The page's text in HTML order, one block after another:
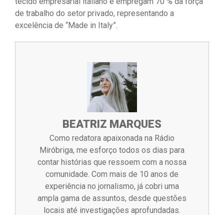
de trabalho do setor privado, representando a
excelência de “Made in Italy”.
BEATRIZ MARQUES
Como redatora apaixonada na Rádio
Miróbriga, me esforço todos os dias para
contar histórias que ressoem com a nossa
comunidade. Com mais de 10 anos de
experiência no jornalismo, já cobri uma
ampla gama de assuntos, desde questões
locais até investigações aprofundadas.